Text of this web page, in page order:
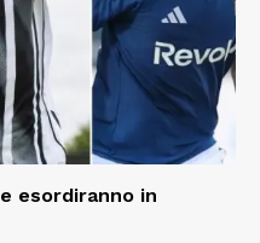
esordiranno in